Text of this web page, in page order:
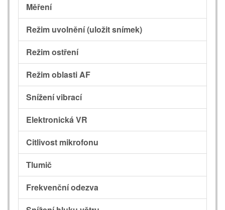
Měření
Režim uvolnění (uložit snímek)
Režim ostření
Režim oblasti AF
Snížení vibrací
Elektronická VR
Citlivost mikrofonu
Tlumič
Frekvenční odezva